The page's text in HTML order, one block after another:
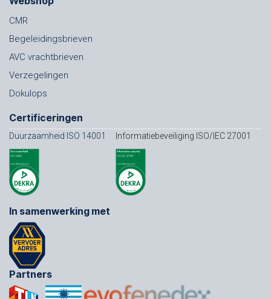
CMR
Begeleidingsbrieven
AVC vrachtbrieven
Verzegelingen
Dokulops
Certificeringen
Duurzaamheid ISO 14001 Informatiebeveiliging ISO/IEC 27001
In samenwerking met
Partners